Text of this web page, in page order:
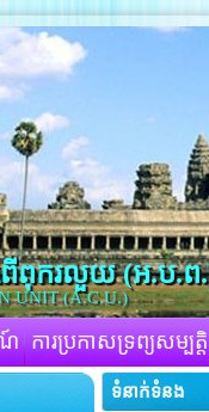
ពើពុករលួយ​ (អ.ប.ព
UNIT (A.C.U.)
ណ៍ ការប្រកាសទ្រព្យសម្
ទំនាក់ទំនង